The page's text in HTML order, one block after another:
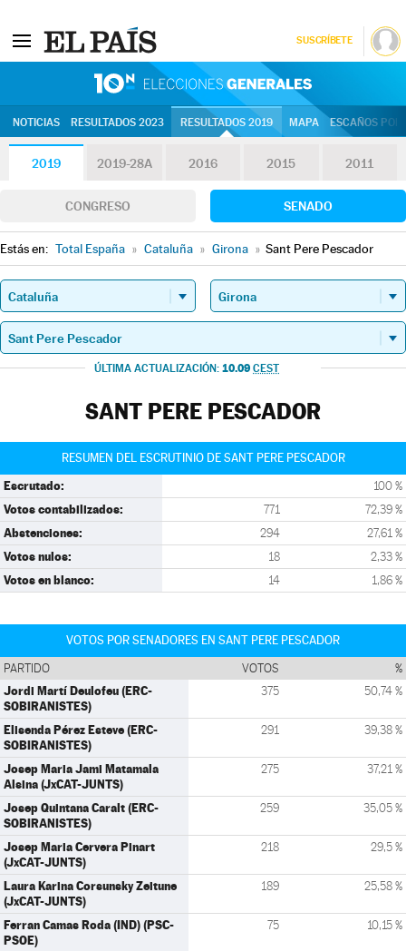
SUSCRÍBETE
NOTICIAS RESULTADOS 2023 RESULTADOS 2019 MAPA ESCAÑOS
2019 2019-28A 2016 2015 2011
CONGRESO SENADO
Estás en: Total España » Cataluña » Girona » Sant Pere Pescador
ÚLTIMA ACTUALIZACIÓN: 10.09 CEST
SANT PERE PESCADOR
RESUMEN DEL ESCRUTINIO DE SANT PERE PESCADOR
Escrutado: 100 %
Votos contabilizados: 771 72,39 %
Abstenciones: 294 27,61 %
Votos nulos: 18 2,33 %
Votos en blanco: 14 1,86 %
VOTOS POR SENADORES EN SANT PERE PESCADOR
PARTIDO VOTOS %
Jordi Martí Deulofeu (ERC-
SOBIRANISTES)
375 50,74 %
Elisenda Pérez Esteve (ERC-
SOBIRANISTES)
291 39,38 %
Josep Maria Jami Matamala
Alsina (JxCAT-JUNTS)
275 37,21 %
Josep Quintana Caralt (ERC-
SOBIRANISTES)
259 35,05 %
Josep Maria Cervera Pinart
(JxCAT-JUNTS)
218 29,5 %
Laura Karina Corsunsky Zeitune
(JxCAT-JUNTS)
189 25,58 %
Ferran Camas Roda (IND) (PSC-
PSOE)
75 10,15 %